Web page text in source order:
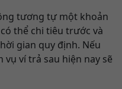
tương tự một khoản
thể chi tiêu trước và
gian quy định. Nếu
ví trả sau hiện nay sẽ